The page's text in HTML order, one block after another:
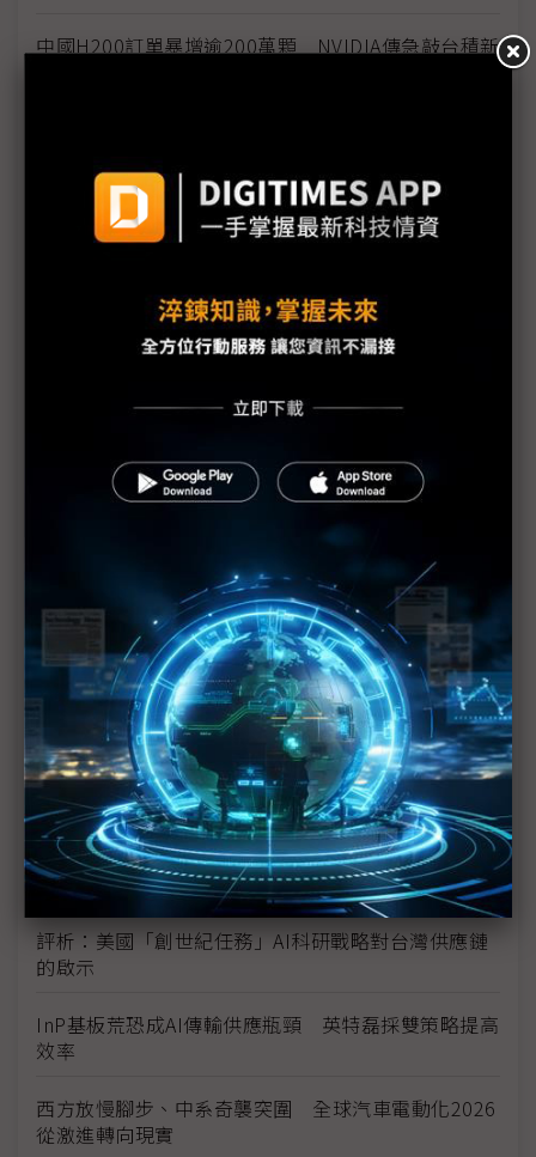
中國H200訂單暴增逾200萬顆 NVIDIA傳急敲台積新
川普10萬美元H-1B簽證費用爭議延燒 美國商會提起
魏哲家自嘲含淚打造台積美廠 NYT剖析1.8萬條法規
如何綁住晶圓代工龍頭手腳
新的逆襲之路？ 業者估未來5~10年中國將竄出多家
未蒙其利先受其害 美國製造業景氣連9個月衰退
H200效能翻6倍、價格增3成 NVIDIA「清庫存」仍
豐田目標2026全球生產破千萬輛 HEV需求強勁跨越
電動車放緩影響
東南亞各國與美貿易協議持續推進 2026聚焦關鍵礦
產、轉口問題
陳立武與川普關鍵40分鐘會談 將政治阻力化為英特
爾資金
評析：美國「創世紀任務」AI科研戰略對台灣供應鏈
的啟示
InP基板荒恐成AI傳輸供應瓶頸 英特磊採雙策略提高
效率
西方放慢腳步、中系奇襲突圍 全球汽車電動化2026
從激進轉向現實